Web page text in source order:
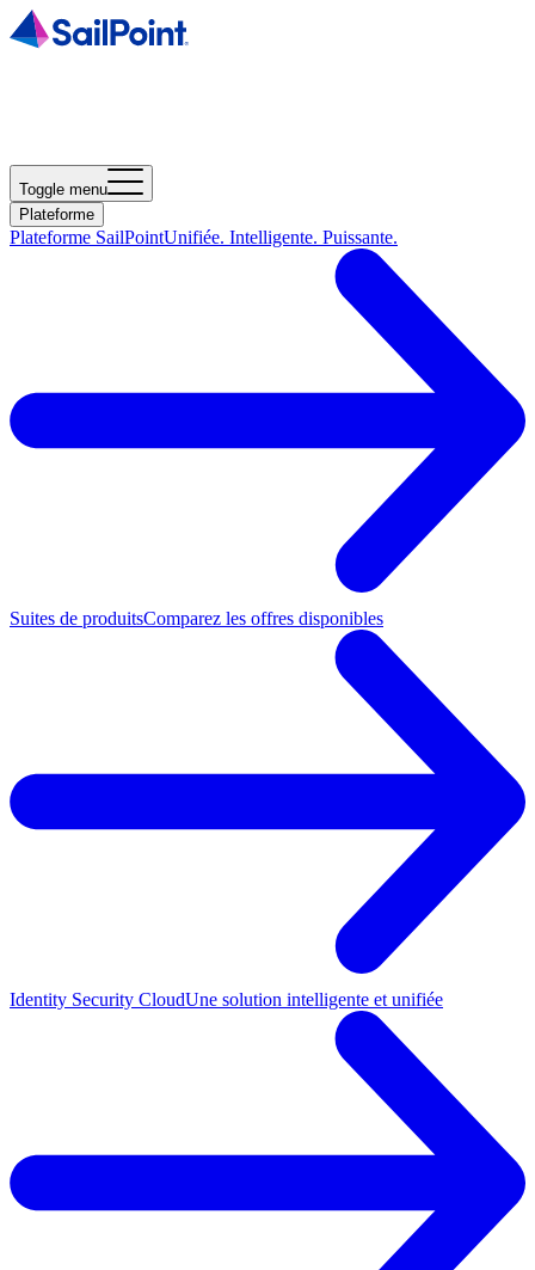
Toggle menu
Plateforme
Plateforme SailPointUnifiée. Intelligente. Puissante.
Suites de produitsComparez les offres disponibles
Identity Security CloudUne solution intelligente et unifiée